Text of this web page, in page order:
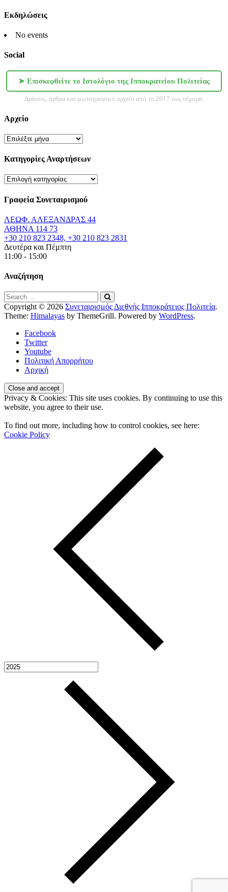
Εκδηλώσεις
No events
Social
➤ Επισκεφθείτε το Ιστολόγιο της Ιπποκρατείου Πολιτείας
Δράσεις, άρθρα και φωτογραφικό αρχείο από το 2017 έως σήμερα.
Αρχείο
Αρχείο
Κατηγορίες Αναρτήσεων
Κατηγορίες
Γραφεία Συνεταιρισμού
ΛΕΩΦ. ΑΛΕΞΑΝΔΡΑΣ 44
ΑΘΗΝΑ 114 73
+30 210 823 2348, +30 210 823 2831
Δευτέρα και Πέμπτη
11:00 - 15:00
Αναζήτηση
Copyright © 2026 Συνεταιρισμός Διεθνής Ιπποκράτειος Πολιτεία.
Theme: Himalayas by ThemeGrill. Powered by WordPress.
Facebook
Twitter
Youtube
Πολιτική Απορρήτου
Αρχική
Privacy & Cookies: This site uses cookies. By continuing to use this
website, you agree to their use.
To find out more, including how to control cookies, see here:
Cookie Policy